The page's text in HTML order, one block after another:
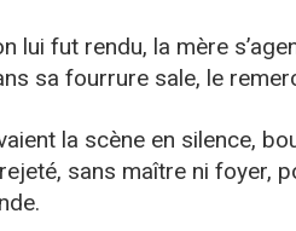
lui fut rendu, la mère
sa fourrure sale, le
la scène en silence,
sans maître ni foyer,